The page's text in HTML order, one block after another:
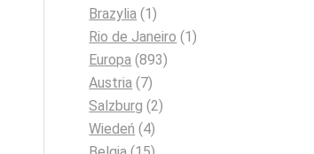
Brazylia (1)
Rio de Janeiro (1)
Europa (893)
Austria (7)
Salzburg (2)
Wiedeń (4)